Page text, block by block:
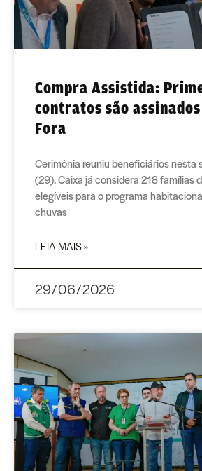
Compra Assistida:
contratos são
Fora
Cerimônia reuniu beneficiários nesta
(29). Caixa já considera 218 famílias
elegíveis para o programa
chuvas
LEIA MAIS »
29/06/2026